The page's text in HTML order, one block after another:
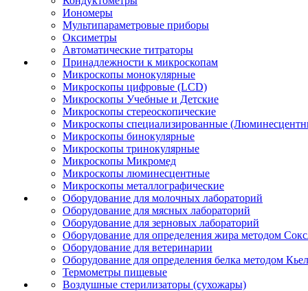
Иономеры
Мультипараметровые приборы
Оксиметры
Автоматические титраторы
Принадлежности к микроскопам
Микроскопы монокулярные
Микроскопы цифровые (LCD)
Микроскопы Учебные и Детские
Микроскопы стереоскопические
Микроскопы специализированные
Микроскопы бинокулярные
Микроскопы тринокулярные
Микроскопы Микромед
Микроскопы люминесцентные
Микроскопы металлографические
Оборудование для молочных лабораторий
Оборудование для мясных лабораторий
Оборудование для зерновых лабораторий
Оборудование для определения жира методом
Оборудование для ветеринарии
Оборудование для определения белка методом
Термометры пищевые
Воздушные стерилизаторы (сухожары)